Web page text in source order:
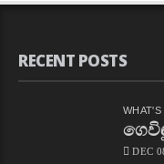
RECENT POSTS
WHAT'S
DEC